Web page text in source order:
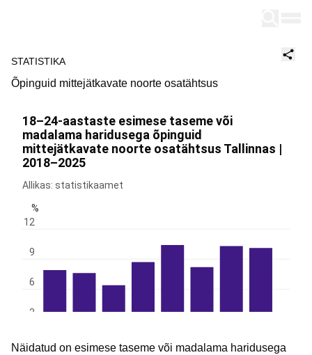
STATISTIKA
Õpinguid mittejätkavate noorte osatähtsus
Näidatud on esimese taseme või madalama haridusega